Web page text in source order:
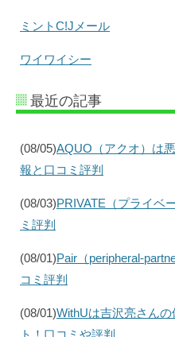
ミントC!Jメール
ワイワイシー
最近の記事
(08/05)AQUO（アクオ）は
報と口コミ評判
(08/03)PRIVATE（プライベ
ミ評判
(08/01)Pair（peripheral-
コミ評判
(08/01)WithUは吉沢亮さん
ト！口コミや評判